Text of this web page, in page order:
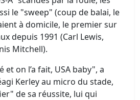
le "sweep" (coup de balai, le
à domicile, le premier sur
depuis 1991 (Carl Lewis,
Mitchell).
et on l’a fait, USA baby", a
Kerley au micro du stade,
de sa réussite, lui qui